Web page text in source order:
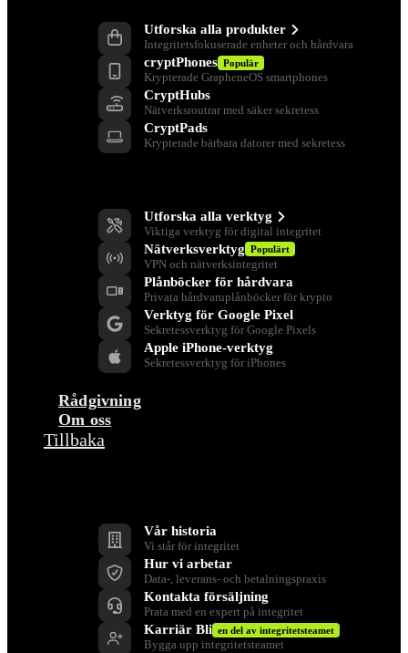
Utforska alla produkter
Integritetsfokuserade enheter och hårdvara
cryptPhones Populär
Krypterade GrapheneOS smartphones
CryptHubs
Nätverksroutrar med säker sekretess
CryptPads
Krypterade bärbara datorer med sekretess
Utforska alla verktyg
Viktiga verktyg för digital integritet
Nätverksverktyg Populärt
VPN och nätverksintegritet
Plånböcker för hårdvara
Privata hårdvaruplånböcker för krypto
Verktyg för Google Pixel
Sekretessverktyg för Google Pixels
Apple iPhone-verktyg
Sekretessverktyg för iPhones
Rådgivning
Om oss
Tillbaka
Vår historia
Vi står för integritet
Hur vi arbetar
Data-, leverans- och betalningspraxis
Kontakta försäljning
Prata med en expert på integritet
Karriär Bli en del av integritetsteamet
Bygga upp integritetsteamet